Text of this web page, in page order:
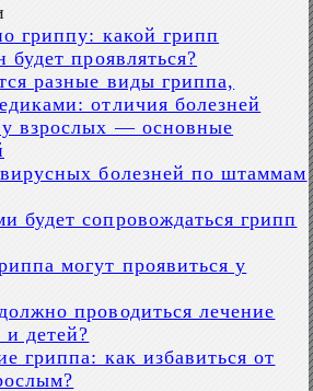
гриппу: какой грипп
проявляться?
разные виды гриппа,
отличия болезней
взрослых — основные
болезней по штаммам
будет сопровождаться грипп
могут проявиться у
проводиться лечение
детей?
гриппа: как избавиться от